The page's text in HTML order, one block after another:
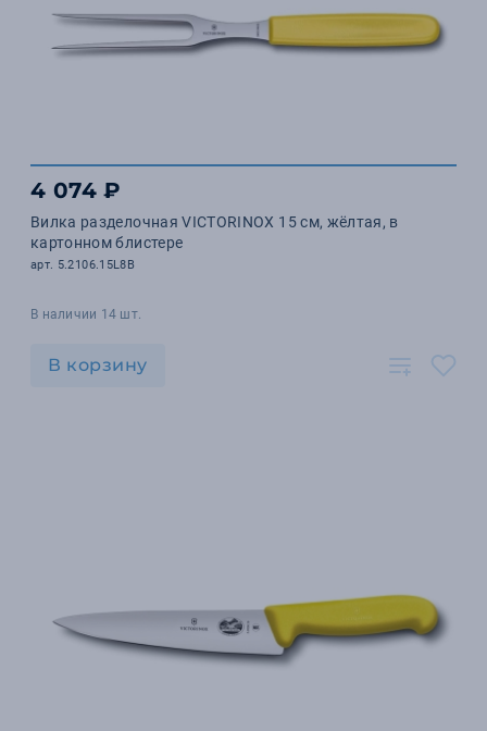
4 074 ₽
Вилка разделочная VICTORINOX 15 см, жёлтая, в
картонном блистере
арт. 5.2106.15L8B
В наличии 14 шт.
В корзину